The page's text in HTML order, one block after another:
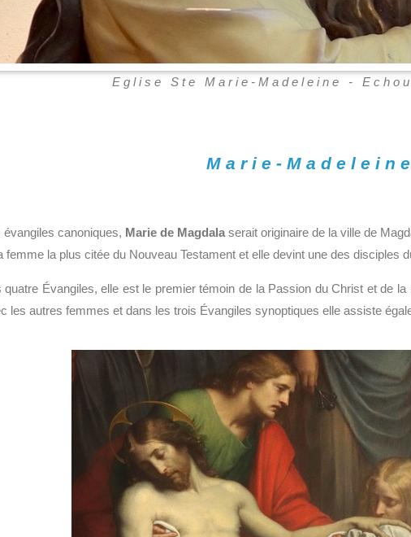
Eglise Ste Marie-Madeleine -
Marie-Madeleine
évangiles canoniques, Marie de Magdala serait originaire de la ville de
femme la plus citée du Nouveau Testament et elle devint une des disciples
quatre Évangiles, elle est le premier témoin de la Passion du Christ et de
les autres femmes et dans les trois Évangiles synoptiques elle assiste